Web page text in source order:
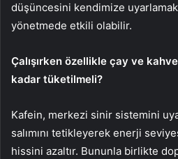
düşüncesini kendimize
yönetmede etkili olabilir.
Çalışırken özellikle çay ve
kadar tüketilmeli?
Kafein, merkezi sinir sistemini
salımını tetikleyerek enerji
hissini azaltır. Bununla birlikte